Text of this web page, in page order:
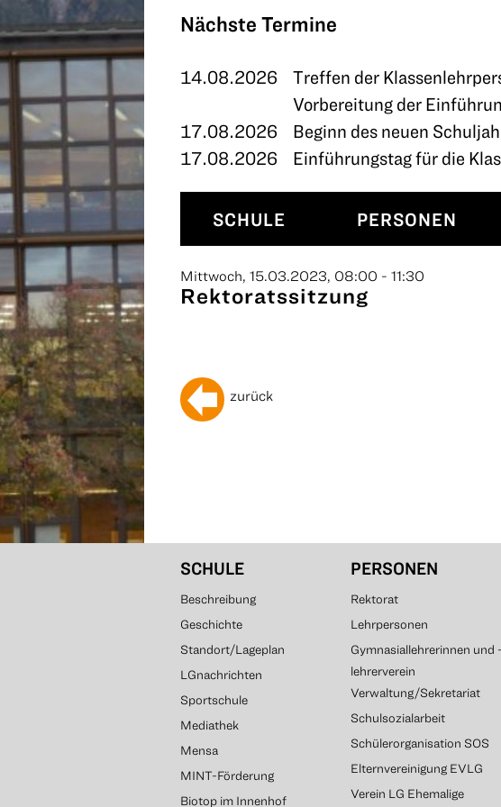
Nächste Termine
14.08.2026
Treffen der
Vorbereitung der
17.08.2026
Beginn des neuen
17.08.2026
Einführungstag für die
SCHULE PERSONEN
KONTAKT
Mittwoch, 15.03.2023, 08:00 - 11:30
Rektoratssitzung
zurück
SCHULE
Beschreibung
Geschichte
Standort/Lageplan
LGnachrichten
Sportschule
Mediathek
Mensa
MINT-Förderung
Biotop im Innenhof
PERSONEN
Rektorat
Lehrpersonen
Gymnasiallehrerinnen und -
lehrerverein
Verwaltung/Sekretariat
Schulsozialarbeit
Schülerorganisation SOS
Elternvereinigung EVLG
Verein LG Ehemalige